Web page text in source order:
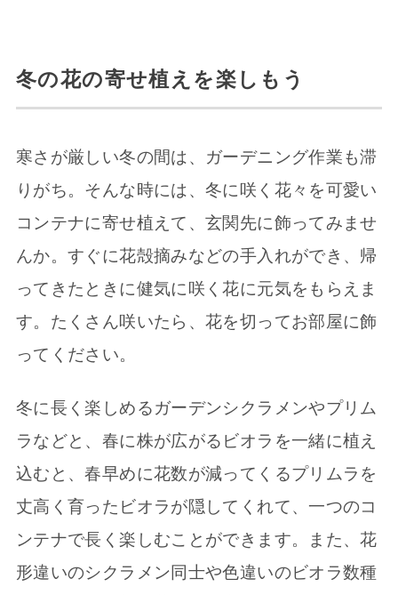
冬の花の寄せ植えを楽しもう
寒さが厳しい冬の間は、ガーデニング作業も滞
りがち。そんな時には、冬に咲く花々を可愛い
コンテナに寄せ植えて、玄関先に飾ってみませ
んか。すぐに花殻摘みなどの手入れができ、帰
ってきたときに健気に咲く花に元気をもらえま
す。たくさん咲いたら、花を切ってお部屋に飾
ってください。
冬に長く楽しめるガーデンシクラメンやプリム
ラなどと、春に株が広がるビオラを一緒に植え
込むと、春早めに花数が減ってくるプリムラを
丈高く育ったビオラが隠してくれて、一つのコ
ンテナで長く楽しむことができます。また、花
形違いのシクラメン同士や色違いのビオラ数種